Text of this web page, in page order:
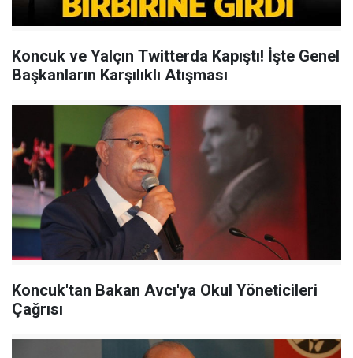
Koncuk ve Yalçın Twitterda Kapıştı! İşte Genel
Başkanların Karşılıklı Atışması
Koncuk'tan Bakan Avcı'ya Okul Yöneticileri
Çağrısı